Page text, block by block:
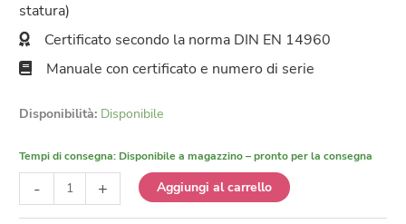
statura)
Certificato secondo la norma DIN EN 14960
Manuale con certificato e numero di serie
Disponibilità: Disponibile
Tempi di consegna: Disponibile a magazzino – pronto per la consegna
-
Gonfiabile
+ Aggiungi al carrello